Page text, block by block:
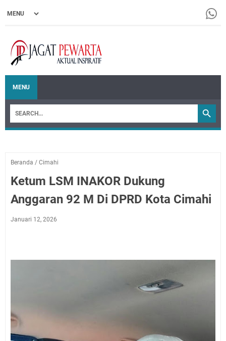
MENU
Beranda / Cimahi
Ketum LSM INAKOR Dukung
Anggaran 92 M Di DPRD Kota Cimahi
Januari 12, 2026